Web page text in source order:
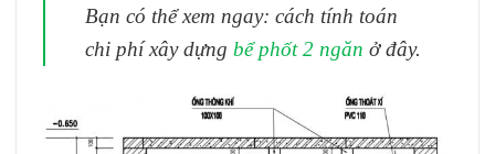
Bạn có thể xem ngay: cách tính toán
chi phí xây dựng bể phốt 2 ngăn ở đây.